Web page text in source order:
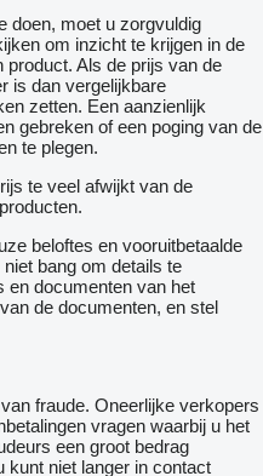
doen, moet u zorgvuldig
om inzicht te krijgen in de
Als de prijs van de
is dan vergelijkbare
zetten. Een aanzienlijk
gebreken of een poging van de
te plegen.
te veel afwijkt van de
beloftes en vooruitbetaalde
bang om details te
en documenten van het
de documenten, en stel
fraude. Oneerlijke verkopers
vragen waarbij u het
een groot bedrag
kunt niet langer in contact